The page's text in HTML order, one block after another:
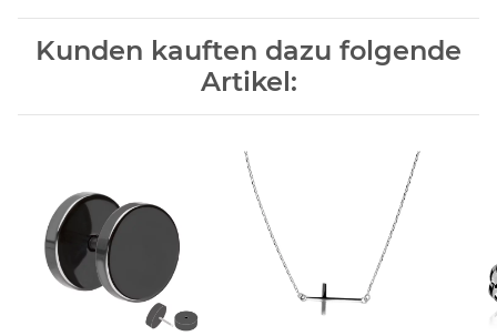
Kunden kauften dazu folgende
Artikel: